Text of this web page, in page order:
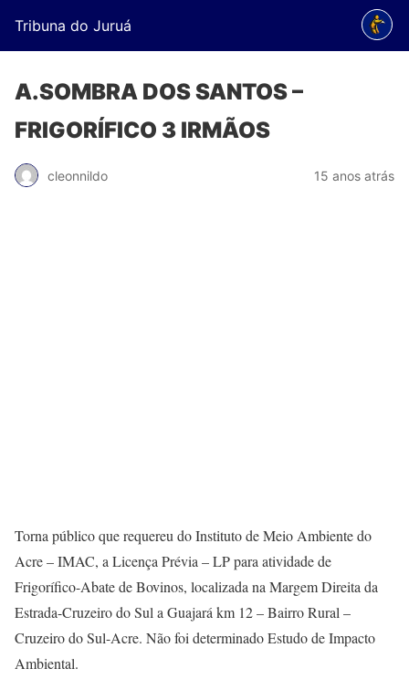
Tribuna do Juruá
A.SOMBRA DOS SANTOS –
FRIGORÍFICO 3 IRMÃOS
cleonnildo 15 anos atrás
Torna público que requereu do Instituto de Meio Ambiente do
Acre – IMAC, a Licença Prévia – LP para atividade de
Frigorífico-Abate de Bovinos, localizada na Margem Direita da
Estrada-Cruzeiro do Sul a Guajará km 12 – Bairro Rural –
Cruzeiro do Sul-Acre. Não foi determinado Estudo de Impacto
Ambiental.